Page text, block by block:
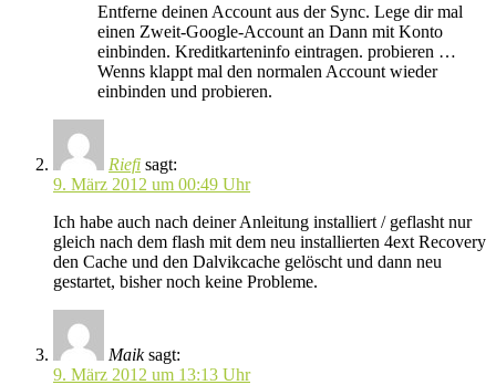
Entferne deinen Account aus der Sync. Lege dir mal
einen Zweit-Google-Account an Dann mit Konto
einbinden. Kreditkarteninfo eintragen. probieren …
Wenns klappt mal den normalen Account wieder
einbinden und probieren.
Riefi sagt:
9. März 2012 um 00:49 Uhr
Ich habe auch nach deiner Anleitung installiert / geflasht nur
gleich nach dem flash mit dem neu installierten 4ext Recovery
den Cache und den Dalvikcache gelöscht und dann neu
gestartet, bisher noch keine Probleme.
Maik sagt:
9. März 2012 um 13:13 Uhr